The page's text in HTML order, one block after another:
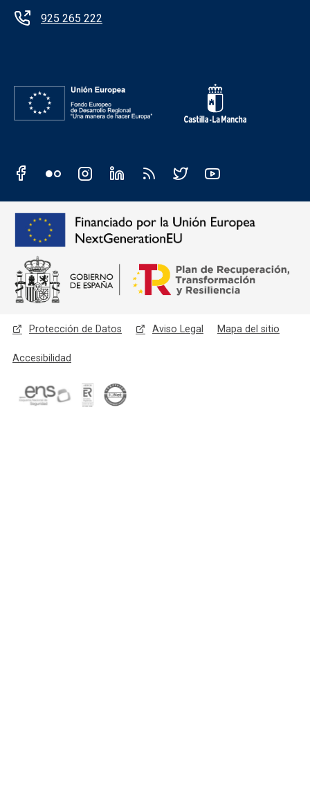
925 265 222
Redes sociales JCCM
Menú legal
Protección de Datos Aviso Legal Mapa del sitio
Accesibilidad